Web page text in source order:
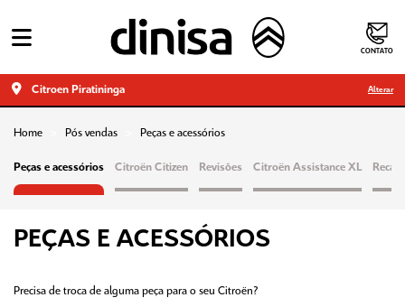
CONTATO
Citroen Piratininga Alterar
Home Pós vendas Peças e acessórios
Citroën Citizen Revisões
Peças e acessórios Citroën Assistance XL Recall
PEÇAS E ACESSÓRIOS
Precisa de troca de alguma peça para o seu Citroën?